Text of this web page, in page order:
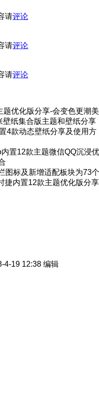
请评论
请评论
请评论
题优化版分享-会变色更潮美
壁纸集合版主题和壁纸分享
4款动态壁纸分享及使用方
置12款主题微信QQ沉浸优
图标及新增适配板块为73个
捷内置12款主题优化版分享
4-19 12:38 编辑